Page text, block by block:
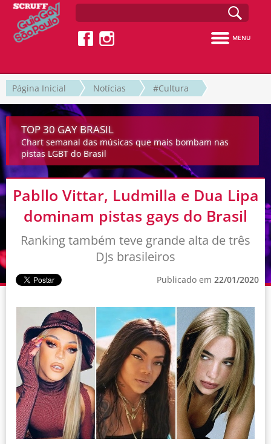
MENU
Página Inicial Notícias #Cultura
TOP 30 GAY BRASIL
Chart semanal das músicas que mais bombam nas
pistas LGBT do Brasil
Pabllo Vittar, Ludmilla e Dua Lipa
dominam pistas gays do Brasil
Ranking também teve grande alta de três
DJs brasileiros
Publicado em 22/01/2020